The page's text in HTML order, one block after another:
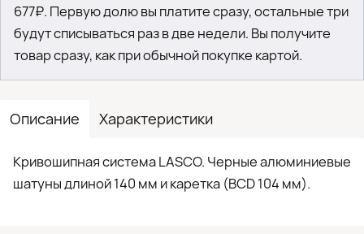
Описание Характеристики
Кривошипная система LASCO. Черные алюминиевые
шатуны длиной 140 мм и каретка (BCD 104 мм).
677₽. Первую долю вы платите сразу, остальные три
будут списываться раз в две недели. Вы получите
товар сразу, как при обычной покупке картой.